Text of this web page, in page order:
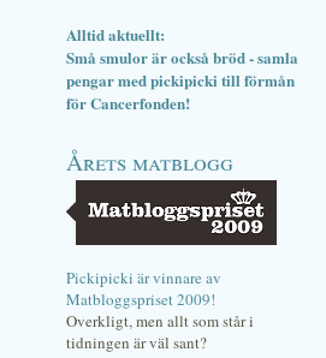
Alltid aktuellt:
Små smulor är också bröd - samla
pengar med pickipicki till förmån
för Cancerfonden!
Årets matblogg
Pickipicki är vinnare av
Matbloggspriset 2009!
Overkligt, men allt som står i
tidningen är väl sant?